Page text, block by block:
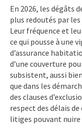
En 2026, les dégâts
plus redoutés par
Leur fréquence et
ce qui pousse à une
d’assurance
d’une couverture
subsistent, aussi
que dans les
des clauses
respect des délais
litiges pouvant nuire